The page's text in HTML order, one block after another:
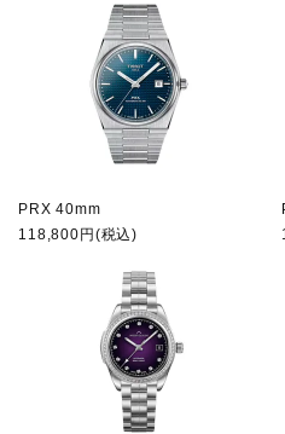
PRX 40mm
118,800円(税込)